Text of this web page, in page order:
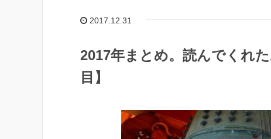
2017.12.31
2017年まとめ。読んでくれ
目】